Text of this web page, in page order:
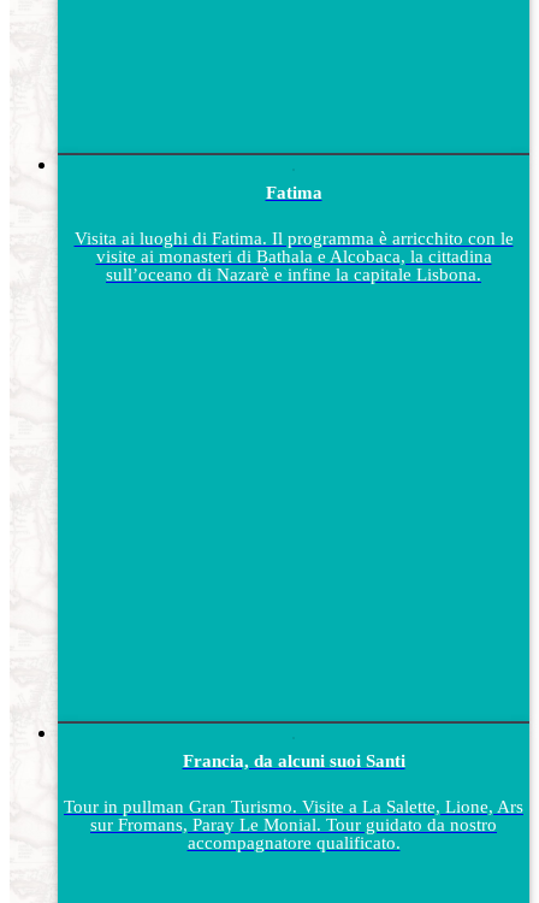
Fatima
Visita ai luoghi di Fatima. Il programma è arricchito con le
visite ai monasteri di Bathala e Alcobaca, la cittadina
sull’oceano di Nazarè e infine la capitale Lisbona.
Francia, da alcuni suoi Santi
Tour in pullman Gran Turismo. Visite a La Salette, Lione, Ars
sur Fromans, Paray Le Monial. Tour guidato da nostro
accompagnatore qualificato.